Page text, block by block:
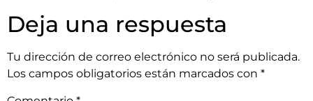
Deja una respuesta
Tu dirección de correo electrónico no será publicada.
Los campos obligatorios están marcados con *